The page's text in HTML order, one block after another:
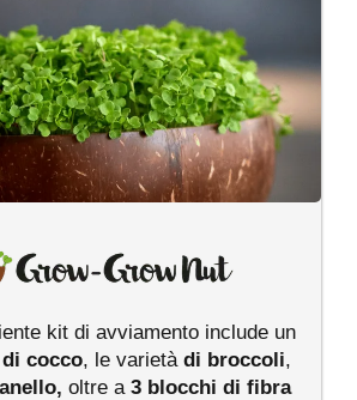
kit di avviamento include un
cocco, le varietà di broccoli,
oltre a 3 blocchi di fibra